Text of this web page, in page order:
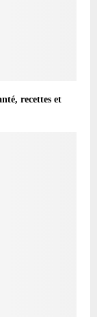
recettes et